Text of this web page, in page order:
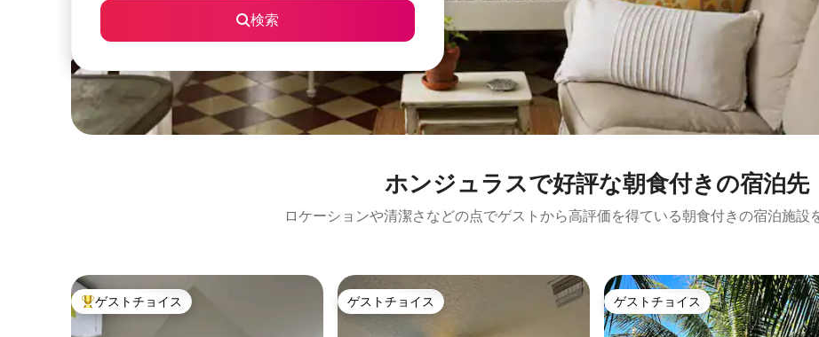
検索
ホンジュラスで好評な朝食付きの宿泊先
ロケーションや清潔さなどの点でゲストから高評価を得ている朝食付きの宿泊施設
大好評のゲストチョイスです。
ゲストチョイス ゲストチョイス
ゲストチョイス ゲストチョイス
ゲストチョイス